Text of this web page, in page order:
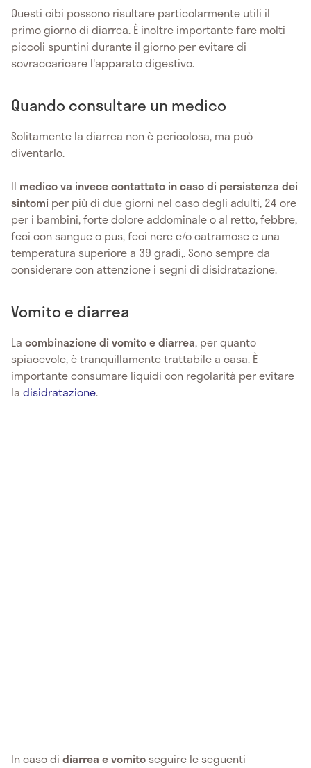
Questi cibi possono risultare particolarmente utili il
primo giorno di diarrea. È inoltre importante fare molti
piccoli spuntini durante il giorno per evitare di
sovraccaricare l'apparato digestivo.
Quando consultare un medico
Solitamente la diarrea non è pericolosa, ma può
diventarlo.
Il medico va invece contattato in caso di persistenza dei
sintomi per più di due giorni nel caso degli adulti, 24 ore
per i bambini, forte dolore addominale o al retto, febbre,
feci con sangue o pus, feci nere e/o catramose e una
temperatura superiore a 39 gradi,. Sono sempre da
considerare con attenzione i segni di disidratazione.
Vomito e diarrea
La combinazione di vomito e diarrea, per quanto
spiacevole, è tranquillamente trattabile a casa. È
importante consumare liquidi con regolarità per evitare
la disidratazione.
In caso di diarrea e vomito seguire le seguenti